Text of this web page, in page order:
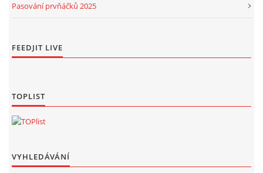
Pasování prvňáčků 2025
FEEDJIT LIVE
TOPLIST
VYHLEDÁVÁNÍ